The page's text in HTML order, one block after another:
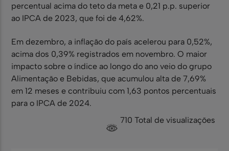
percentual acima do teto da meta e 0,21 p.p. superior
ao IPCA de 2023, que foi de 4,62%.
Em dezembro, a inflação do país acelerou para 0,52%,
acima dos 0,39% registrados em novembro. O maior
impacto sobre o índice ao longo do ano veio do grupo
Alimentação e Bebidas, que acumulou alta de 7,69%
em 12 meses e contribuiu com 1,63 pontos percentuais
para o IPCA de 2024.
710 Total de visualizações